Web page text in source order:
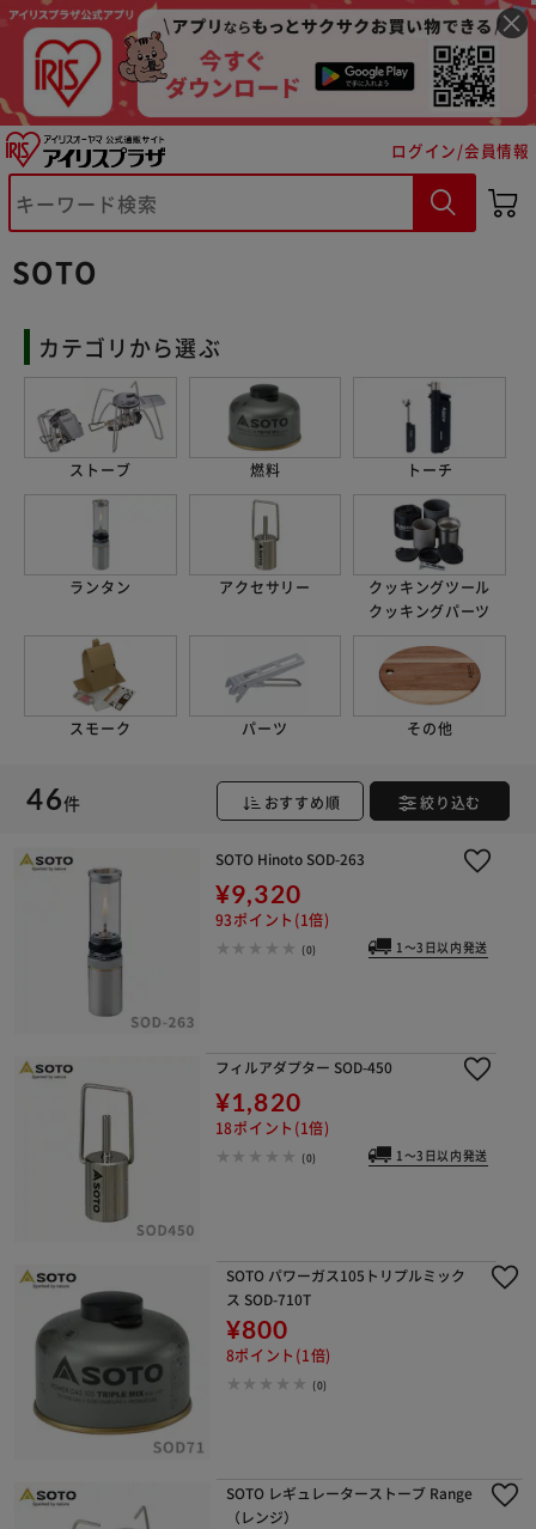
ログイン/会員情報
SOTO
カテゴリから選ぶ
ストーブ 燃料 トーチ
ランタン アクセサリー
クッキングツール
クッキングパーツ
スモーク パーツ その他
46件 おすすめ順 絞り込む
SOTO Hinoto SOD-263
¥9,320
93ポイント(1倍)
(0) 1～3日以内発送
フィルアダプター SOD-450
¥1,820
18ポイント(1倍)
(0) 1～3日以内発送
SOTO パワーガス105トリプルミック
ス SOD-710T
¥800
8ポイント(1倍)
(0)
SOTO レギュレーターストーブ Range
（レンジ）
※ご確認ください
カートに入れる 購入手続きへ